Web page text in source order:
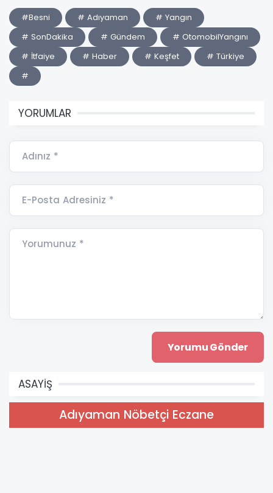
#Besni # Adıyaman
# Yangın
# SonDakika
# Gündem
# OtomobilYangını
# İtfaiye
# Haber # Keşfet
# Türkiye
#
YORUMLAR
Adınız *
E-Posta Adresiniz *
Yorumunuz *
ASAYİŞ
Adıyaman Nöbetçi Eczane